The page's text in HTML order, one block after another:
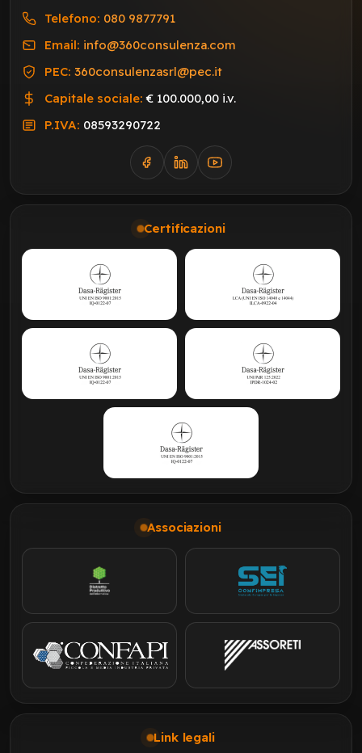
Telefono: 080 9877791
Email: info@360consulenza.com
PEC: 360consulenzasrl@pec.it
Capitale sociale: € 100.000,00 i.v.
P.IVA: 08593290722
Certificazioni
Associazioni
Link legali